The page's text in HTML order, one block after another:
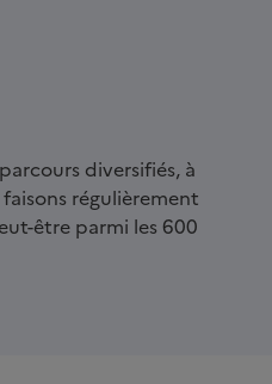
diversifiés, à
régulièrement
être parmi les 600